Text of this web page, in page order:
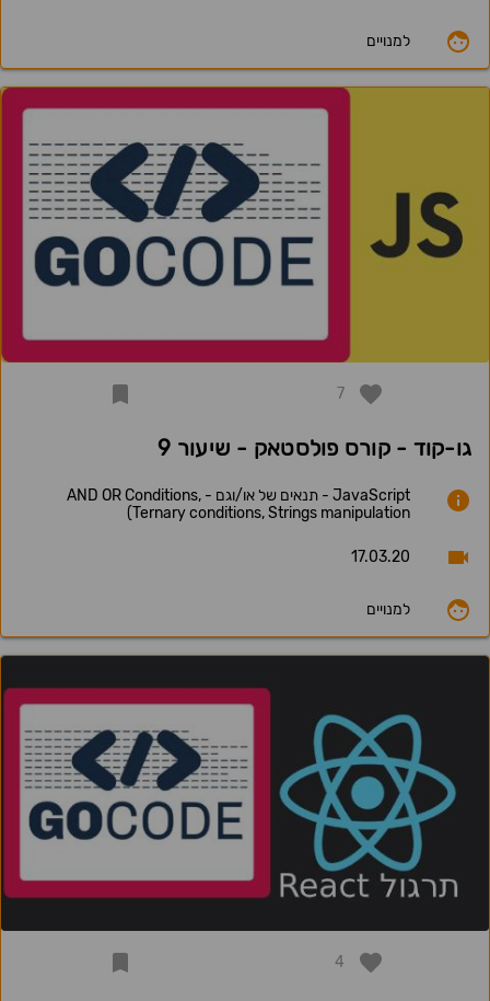
למנויים
7
גו-קוד - קורס פולסטאק - שיעור 9
JavaScript - תנאים של או/וגם - AND OR Conditions,
Ternary conditions, Strings manipulation)
17.03.20
למנויים
4